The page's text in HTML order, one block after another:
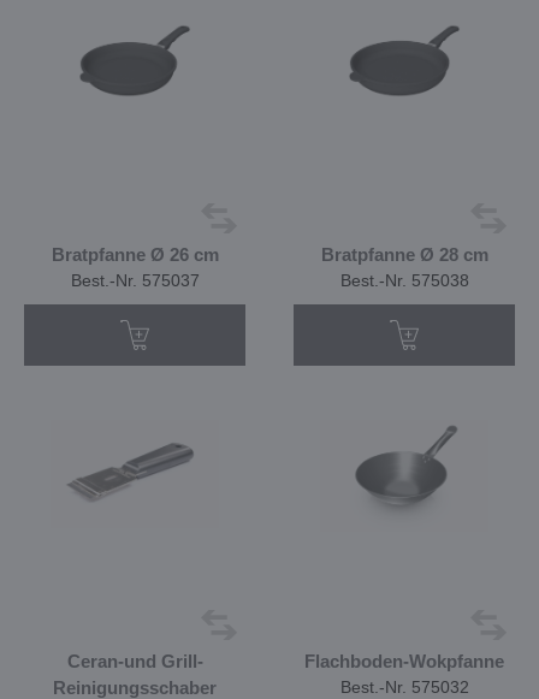
Bratpfanne Ø 26 cm
Best.-Nr. 575037
Bratpfanne Ø 28 cm
Best.-Nr. 575038
Ceran-und Grill-
Reinigungsschaber
Flachboden-Wokpfanne
Best.-Nr. 575032